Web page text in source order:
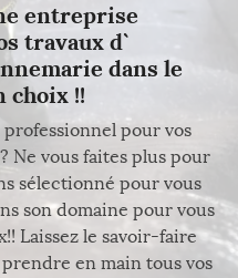
entreprise
travaux d`
dans le
choix !!
professionnel pour vos
Ne vous faites plus pour
sélectionné pour vous
son domaine pour vous
Laissez le savoir-faire
en main tous vos